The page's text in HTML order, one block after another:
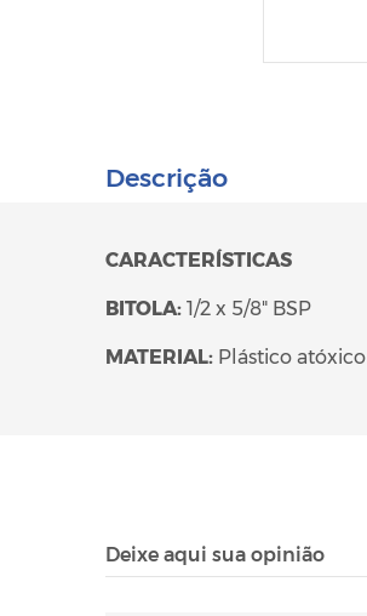
Descrição
CARACTERÍSTICAS
BITOLA: 1/2 x 5/8" BSP
MATERIAL: Plástico atóxico
Deixe aqui sua opinião